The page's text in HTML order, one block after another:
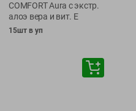
COMFORT Aura с экстр.
алоэ вера и вит. Е
15шт в уп